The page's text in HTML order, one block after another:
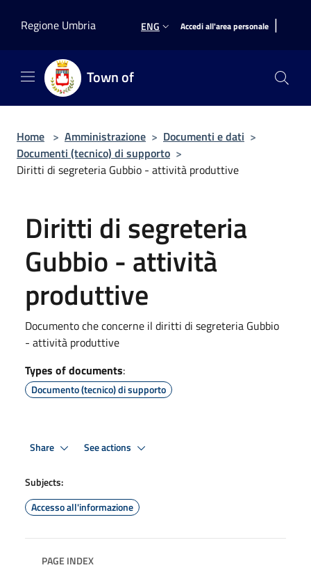
Regione Umbria
ENG Accedi all'area personale |
Town of
Home > Amministrazione > Documenti e dati >
Documenti (tecnico) di supporto >
Diritti di segreteria Gubbio - attività produttive
Diritti di segreteria
Gubbio - attività
produttive
Documento che concerne il diritti di segreteria Gubbio
- attività produttive
Types of documents:
Documento (tecnico) di supporto
Share See actions
Subjects:
Accesso all'informazione
PAGE INDEX